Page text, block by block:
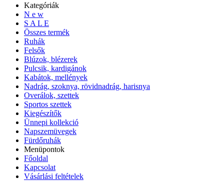
Kategóriák
N e w
S A L E
Összes termék
Ruhák
Felsők
Blúzok, blézerek
Pulcsik, kardigánok
Kabátok, mellények
Nadrág, szoknya, rövidnadrág, harisnya
Overálok, szettek
Sportos szettek
Kiegészítők
Ünnepi kollekció
Napszemüvegek
Fürdőruhák
Menüpontok
Főoldal
Kapcsolat
Vásárlási feltételek